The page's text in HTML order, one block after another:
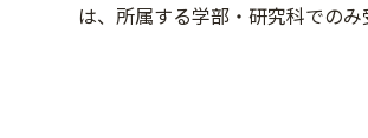
は、所属する学部・研究科での